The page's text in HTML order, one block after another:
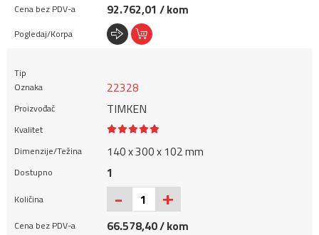
92.762,01 / kom
22328
TIMKEN
140 x 300 x 102 mm
1
- +
66.578,40 / kom